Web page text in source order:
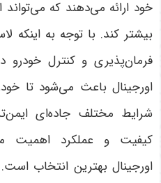
خود ارائه می‌دهند که
بیشتر کند. با توجه به اینکه
فرمان‌پذیری و کنترل خودرو
اورجینال باعث می‌شود تا
شرایط مختلف جاده‌ای
کیفیت و عملکرد اهمیت
اورجینال بهترین انتخاب است.